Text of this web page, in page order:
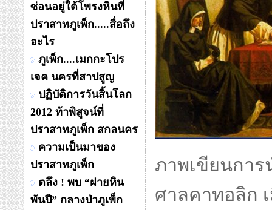
ซ่อนอยู่ใต้โพรงหินที่
ปราสาทภูเพ็ก.....สื่อถึง
อะไร
ภูเพ็ก....เมกกะโปร
เจค นครที่สาปสูญ
ปฏิบัติการวันสิ้นโลก
2012 ท้าพิสูจน์ที่
ปราสาทภูเพ็ก สกลนคร
ความเป็นมาของ
ปราสาทภูเพ็ก
ตลึง ! พบ “ฝายหิน
พันปี” กลางป่าภูเพ็ก
ภาพเขียนกา
ศาลคาทอลิก